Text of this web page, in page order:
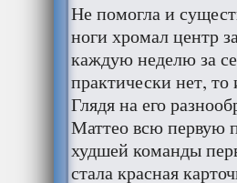
Не помогла и
ноги хромал центр
каждую неделю за
практически нет,
Глядя на его
Маттео всю первую
худшей команды
стала красная